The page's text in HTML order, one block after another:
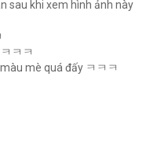
sau khi xem hình ảnh này
ㅋㅋ
mè quá đấy ㅋㅋㅋ